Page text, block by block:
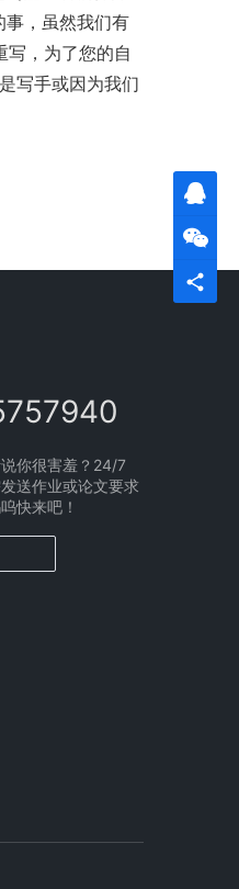
事，虽然我们有
写，为了您的自
写手或因为我们
你很害羞？24/7
送作业或论文要求
快来吧！